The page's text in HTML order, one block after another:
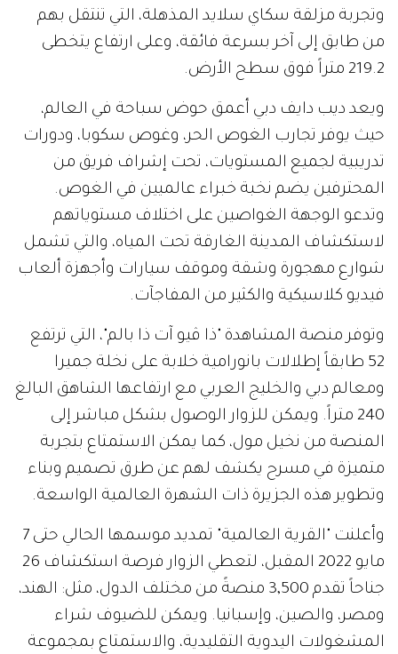
وتجربة مزلقة سكاي سلايد المذهلة، التي تنتقل بهم
من طابق إلى آخر بسرعة فائقة، وعلى ارتفاع يتخطى
219.2 متراً فوق سطح الأرض.
ويعد ديب دايف دبي أعمق حوض سباحة في العالم،
حيث يوفر تجارب الغوص الحر، وغوص سكوبا، ودورات
تدريبية لجميع المستويات، تحت إشراف فريق من
المحترفين يضم نخبة خبراء عالميين في الغوص.
وتدعو الوجهة الغواصين على اختلاف مستوياتهم
لاستكشاف المدينة الغارقة تحت المياه، والتي تشمل
شوارع مهجورة وشقة وموقف سيارات وأجهزة ألعاب
فيديو كلاسيكية والكثير من المفاجآت.
وتوفر منصة المشاهدة "ذا ڤيو آت ذا بالم"، التي ترتفع
52 طابقاً إطلالات بانورامية خلابة على نخلة جميرا
ومعالم دبي والخليج العربي مع ارتفاعها الشاهق البالغ
240 متراً. ويمكن للزوار الوصول بشكل مباشر إلى
المنصة من نخيل مول، كما يمكن الاستمتاع بتجربة
متميزة في مسرح يكشف لهم عن طرق تصميم وبناء
وتطوير هذه الجزيرة ذات الشهرة العالمية الواسعة.
وأعلنت "القرية العالمية" تمديد موسمها الحالي حتى 7
مايو 2022 المقبل، لتعطي الزوار فرصة استكشاف 26
جناحاً تقدم 3,500 منصةً من مختلف الدول، مثل: الهند،
ومصر، والصين، وإسبانيا. ويمكن للضيوف شراء
المشغولات اليدوية التقليدية، والاستمتاع بمجموعة